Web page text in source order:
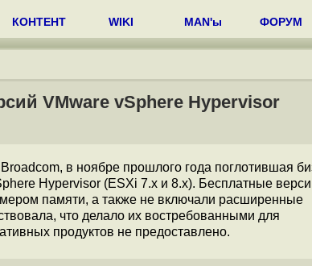
КОНТЕНТ WIKI MAN'ы ФОРУМ
VMware vSphere Hypervisor
в ноябре прошлого года поглотившая
Hypervisor (ESXi 7.x и 8.x). Бесплатные
памяти, а также не включали расширенные
что делало их востребованными для
продуктов не предоставлено.